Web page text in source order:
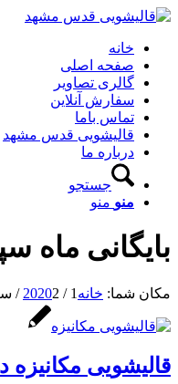
خانه
صفحه اصلی
گالری تصاویر
سفارش آنلاین
تماس باما
قالیشویی قدس مشهد
درباره ما
جستجو
منو منو
بایگانی ماه
مکان شما: خانه 1
/
20202
/
قالیشویی